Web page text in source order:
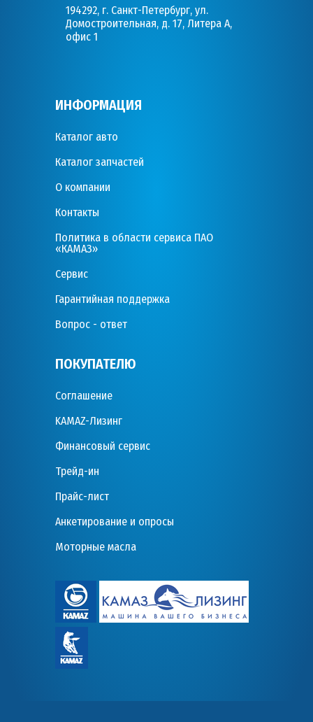
194292, г. Санкт-Петербург, ул.
Домостроительная, д. 17, Литера А,
офис 1
ИНФОРМАЦИЯ
Каталог авто
Каталог запчастей
О компании
Контакты
Политика в области сервиса ПАО
«КАМАЗ»
Сервис
Гарантийная поддержка
Вопрос - ответ
ПОКУПАТЕЛЮ
Соглашение
KAMAZ-Лизинг
Финансовый сервис
Трейд-ин
Прайс-лист
Анкетирование и опросы
Моторные масла